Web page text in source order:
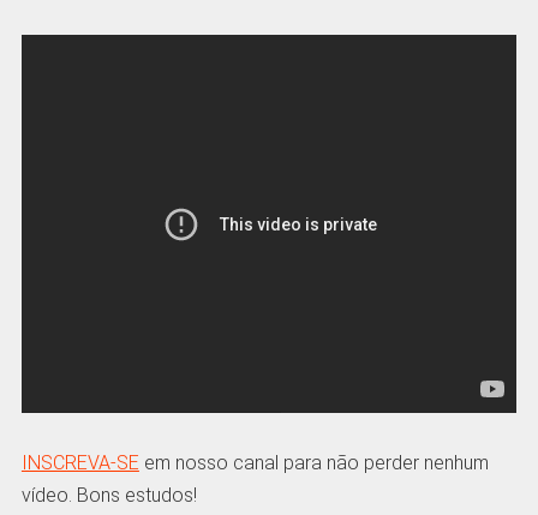
INSCREVA-SE em nosso canal para não perder nenhum
vídeo. Bons estudos!